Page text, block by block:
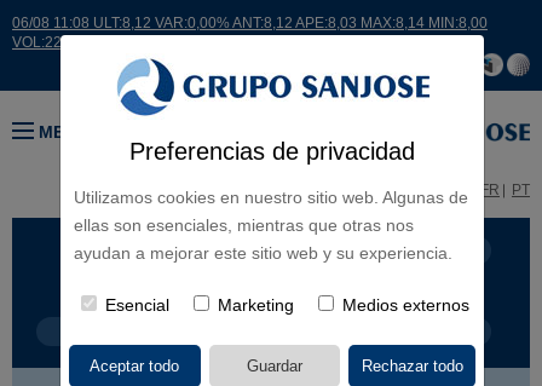
Preferencias de privacidad
Utilizamos cookies en nuestro sitio web. Algunas de
ellas son esenciales, mientras que otras nos
ayudan a mejorar este sitio web y su experiencia.
Esencial Marketing Medios externos
06/08 11:08 ULT:8,12 VAR:0,00% ANT:8,12 APE:8,03 MAX:8,14 MIN:8,00
VOL:22215
MENÚ
EN FR PT
LÍNEA DE NEGOCIO CONTINENTES